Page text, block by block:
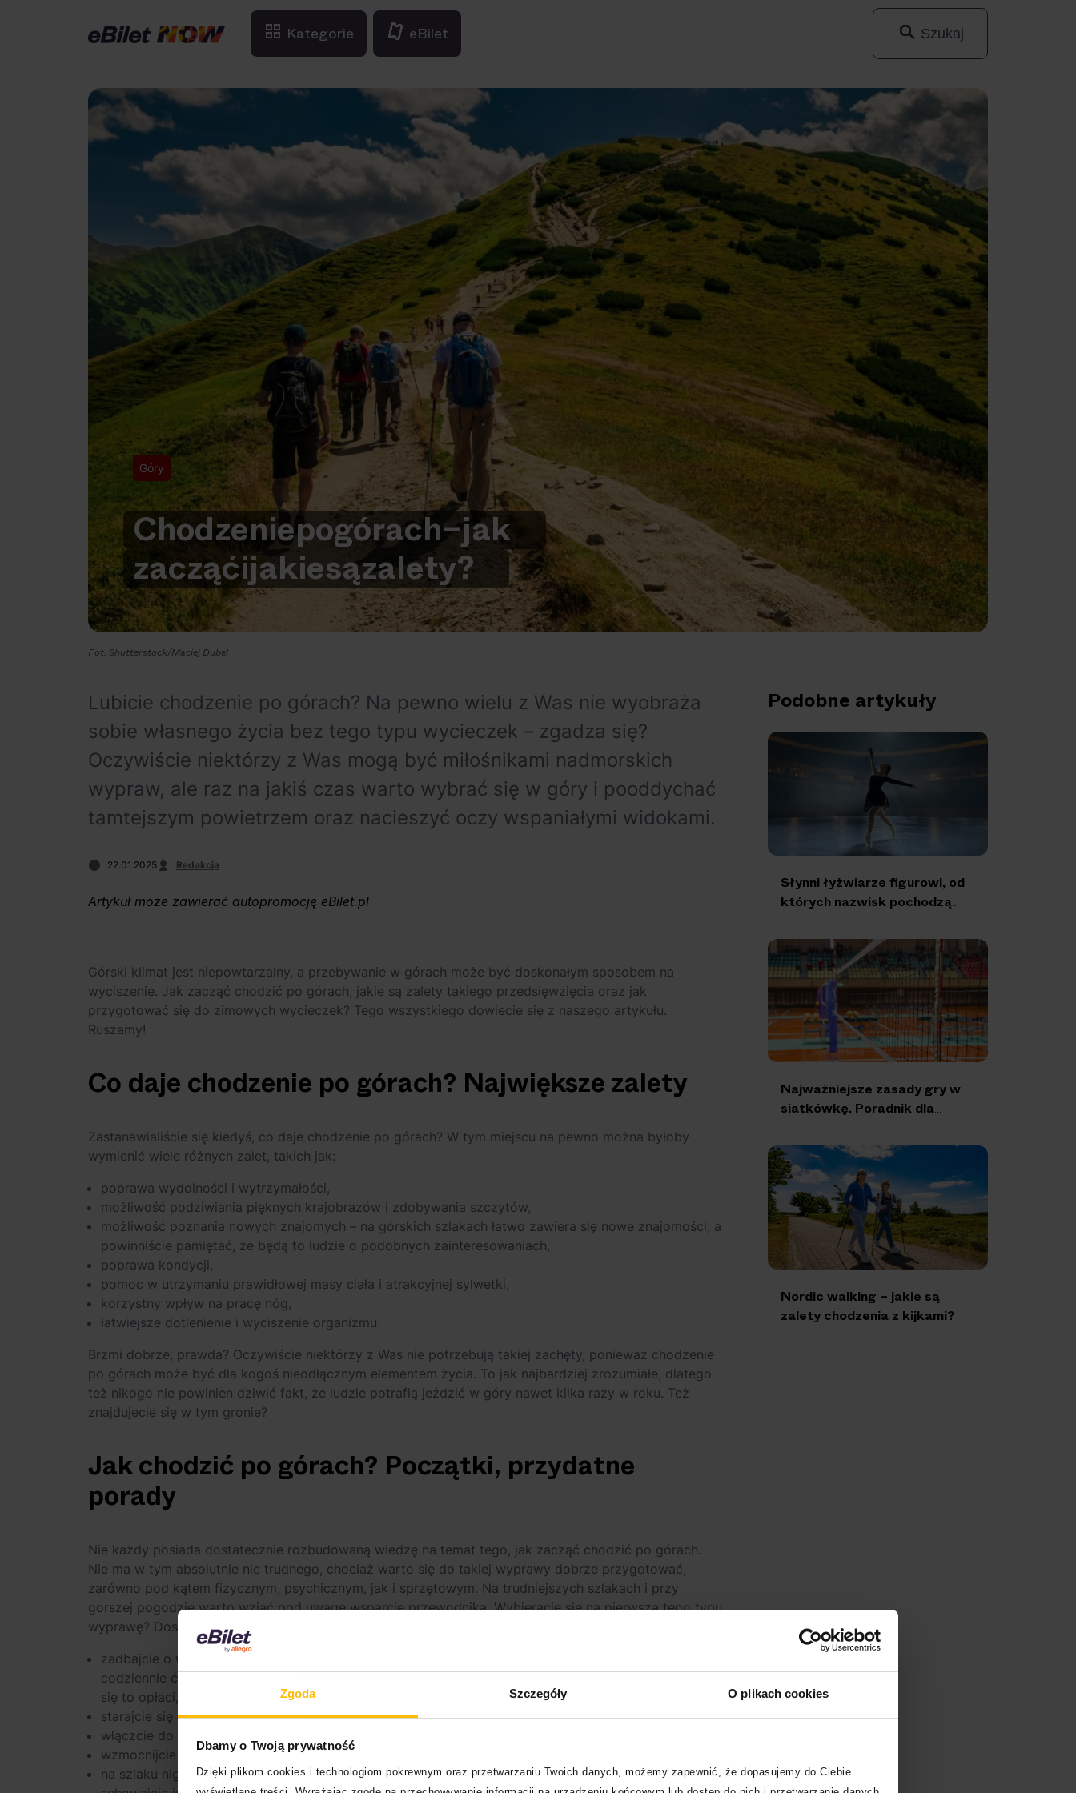
Zgoda Szczegóły O plikach cookies
Dbamy o Twoją prywatność
Dzięki plikom cookies i technologiom pokrewnym oraz przetwarzaniu Twoich danych, możemy zapewnić, że dopasujemy do Ciebie
Kategorie eBilet Wyszukaj
Szukaj
Góry
Chodzeniepogórach–jak
zacząćijakiesązalety?
Fot. Shutterstock/Maciej Dubel
Lubicie chodzenie po górach? Na pewno wielu z Was nie wyobraża
sobie własnego życia bez tego typu wycieczek – zgadza się?
Oczywiście niektórzy z Was mogą być miłośnikami nadmorskich
wypraw, ale raz na jakiś czas warto wybrać się w góry i pooddychać
tamtejszym powietrzem oraz nacieszyć oczy wspaniałymi widokami.
22.01.2025 Redakcja
Artykuł może zawierać autopromocję eBilet.pl
Górski klimat jest niepowtarzalny, a przebywanie w górach może być doskonałym sposobem na
wyciszenie. Jak zacząć chodzić po górach, jakie są zalety takiego przedsięwzięcia oraz jak
przygotować się do zimowych wycieczek? Tego wszystkiego dowiecie się z naszego artykułu.
Ruszamy!
Co daje chodzenie po górach? Największe zalety
Zastanawialiście się kiedyś, co daje chodzenie po górach? W tym miejscu na pewno można byłoby
wymienić wiele różnych zalet, takich jak:
poprawa wydolności i wytrzymałości,
możliwość podziwiania pięknych krajobrazów i zdobywania szczytów,
możliwość poznania nowych znajomych – na górskich szlakach łatwo zawiera się nowe znajomości, a
powinniście pamiętać, że będą to ludzie o podobnych zainteresowaniach,
poprawa kondycji,
pomoc w utrzymaniu prawidłowej masy ciała i atrakcyjnej sylwetki,
korzystny wpływ na pracę nóg,
łatwiejsze dotlenienie i wyciszenie organizmu.
Brzmi dobrze, prawda? Oczywiście niektórzy z Was nie potrzebują takiej zachęty, ponieważ chodzenie
po górach może być dla kogoś nieodłącznym elementem życia. To jak najbardziej zrozumiałe, dlatego
też nikogo nie powinien dziwić fakt, że ludzie potrafią jeździć w góry nawet kilka razy w roku. Też
znajdujecie się w tym gronie?
Jak chodzić po górach? Początki, przydatne
porady
Nie każdy posiada dostatecznie rozbudowaną wiedzę na temat tego, jak zacząć chodzić po górach.
Nie ma w tym absolutnie nic trudnego, chociaż warto się do takiej wyprawy dobrze przygotować,
zarówno pod kątem fizycznym, psychicznym, jak i sprzętowym. Na trudniejszych szlakach i przy
gorszej pogodzie warto wziąć pod uwagę wsparcie przewodnika. Wybieracie się na pierwszą tego typu
wyprawę? Dostosujcie się zatem do kilku poniższych wskazówek:
zadbajcie o właściwy rozruch – powinniście być dość aktywni, aby ruszyć w góry, a więc starajcie się
codziennie ćwiczyć, rozciągać się i dbać o kondycję oraz wytrzymałość, a w górach na pewno Wam
się to opłaci,
starajcie się dużo chodzić – mowa tutaj o długich spacerach i nordic walking,
włączcie do swoich przygotowań trening aerobowy,
wzmocnijcie mięśnie nóg,
na szlaku nigdy nie może Wam zabraknąć jedzenia i picia, więc weźcie ze sobą niezbędne produkty i
Podobne artykuły
Słynni łyżwiarze figurowi, od
których nazwisk pochodzą
Sprawdź, czy znasz je
wszystkie!
Najważniejsze zasady gry w
siatkówkę. Poradnik dla
Nordic walking – jakie są
zalety chodzenia z kijkami?